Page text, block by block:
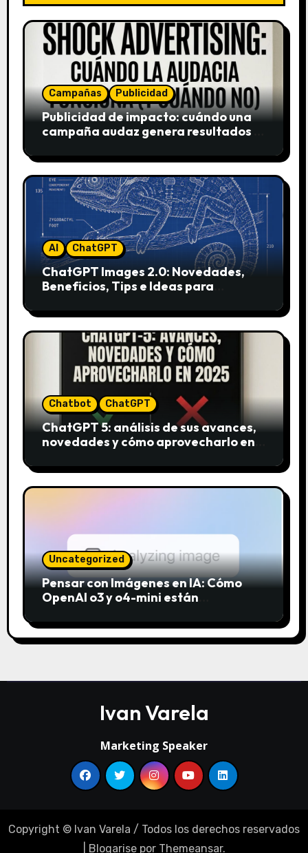
Campañas Publicidad
Publicidad de impacto: cuándo una
campaña audaz genera resultados y
AI ChatGPT
ChatGPT Images 2.0: Novedades,
Beneficios, Tips e Ideas para
Chatbot ChatGPT
ChatGPT 5: análisis de sus avances,
novedades y cómo aprovecharlo en
Uncategorized
Pensar con Imágenes en IA: Cómo
OpenAI o3 y o4-mini están
Ivan Varela
Marketing Speaker
Copyright © Ivan Varela / Todos los derechos reservados
Blogarisepor Themeansar.